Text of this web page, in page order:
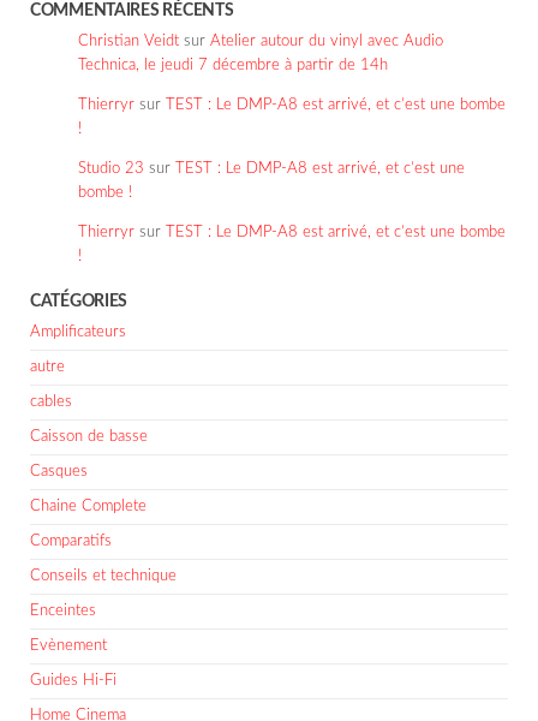
COMMENTAIRES RÉCENTS
Christian Veidt sur Atelier autour du vinyl avec Audio
Technica, le jeudi 7 décembre à partir de 14h
Thierryr sur
TEST : Le DMP-A8 est arrivé, et c’est une bombe
!
Studio 23 sur
TEST : Le DMP-A8 est arrivé, et c’est une
bombe !
Thierryr sur
TEST : Le DMP-A8 est arrivé, et c’est une bombe
!
CATÉGORIES
Amplificateurs
autre
cables
Caisson de basse
Casques
Chaine Complete
Comparatifs
Conseils et technique
Enceintes
Evènement
Guides Hi-Fi
Home Cinema